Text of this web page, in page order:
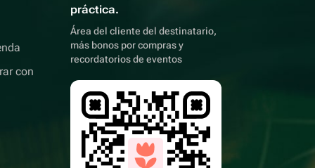
con
práctica.
Área del cliente del destinatario,
más bonos por compras y
recordatorios de eventos